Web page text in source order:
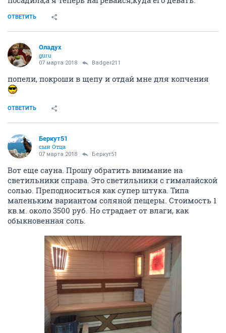
ОТВЕТИТЬ
Оладух
guru
07 марта 2018 Badger211
попели, покроши в щепу и отдай мне для копчения
ОТВЕТИТЬ
Беркут51
сын Отца
07 марта 2018 Беркут51
Вот еще сауна. Прошу обратить внимание на
светильники справа. Это светильники с гималайской
солью. Преподноситься как супер штука. Типа
маленьким вариантом соляной пещеры. Стоимость 1
кв.м. около 3500 руб. Но страдает от влаги, как
обыкновенная соль.